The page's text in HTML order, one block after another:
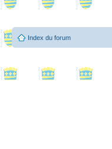
Index du forum